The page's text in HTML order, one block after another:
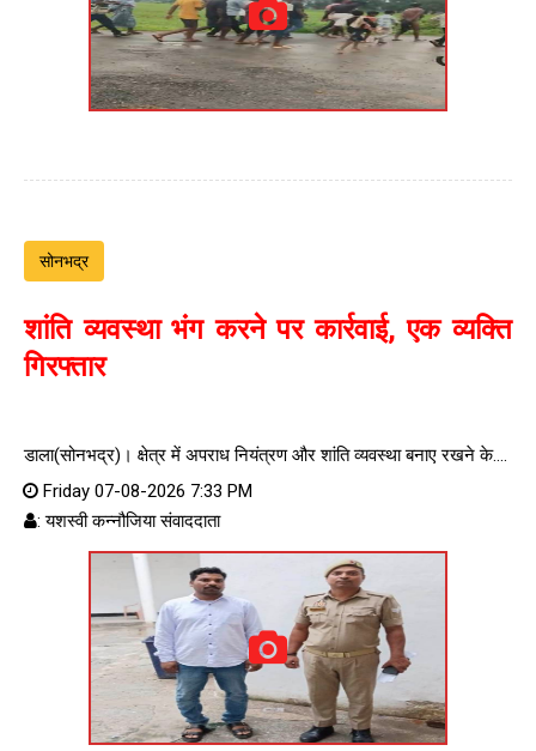
सोनभद्र
शांति व्यवस्था भंग करने पर कार्रवाई, एक व्यक्ति
गिरफ्तार
डाला(सोनभद्र)। क्षेत्र में अपराध नियंत्रण और शांति व्यवस्था बनाए रखने के....
Friday 07-08-2026 7:33 PM
: यशस्वी कन्नौजिया संवाददाता